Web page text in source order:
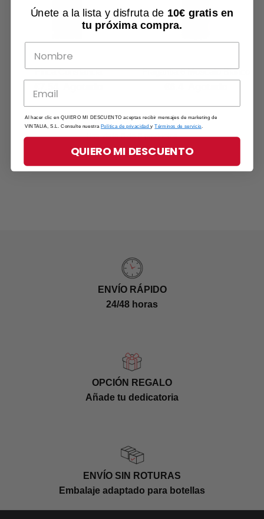
Finca Constancia Fragantia 6 Moscato Blanco
Has visto 8 de 8 productos
ENVÍO RÁPIDO
24/48 horas
OPCIÓN REGALO
Añade tu dedicatoria
ENVÍO SIN ROTURAS
Embalaje adaptado para botellas
Únete a la lista y disfruta de 10€ gratis en
tu próxima compra.
Al hacer clic en QUIERO MI DESCUENTO aceptas recibir mensajes de marketing de
VINTALIA, S.L. Consulte nuestra Política de privacidadyTérminos de servicio
QUIERO MI DESCUENTO